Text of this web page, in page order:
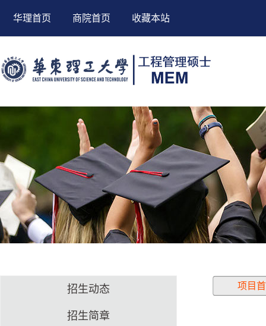
华理首页 商院首页 收藏本站
招生动态
招生简章
项目